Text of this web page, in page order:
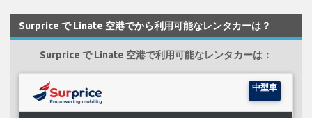
Surprice で Linate 空港でから利用可能なレンタカーは？
Surprice で Linate 空港で利用可能なレンタカーは：
中型車